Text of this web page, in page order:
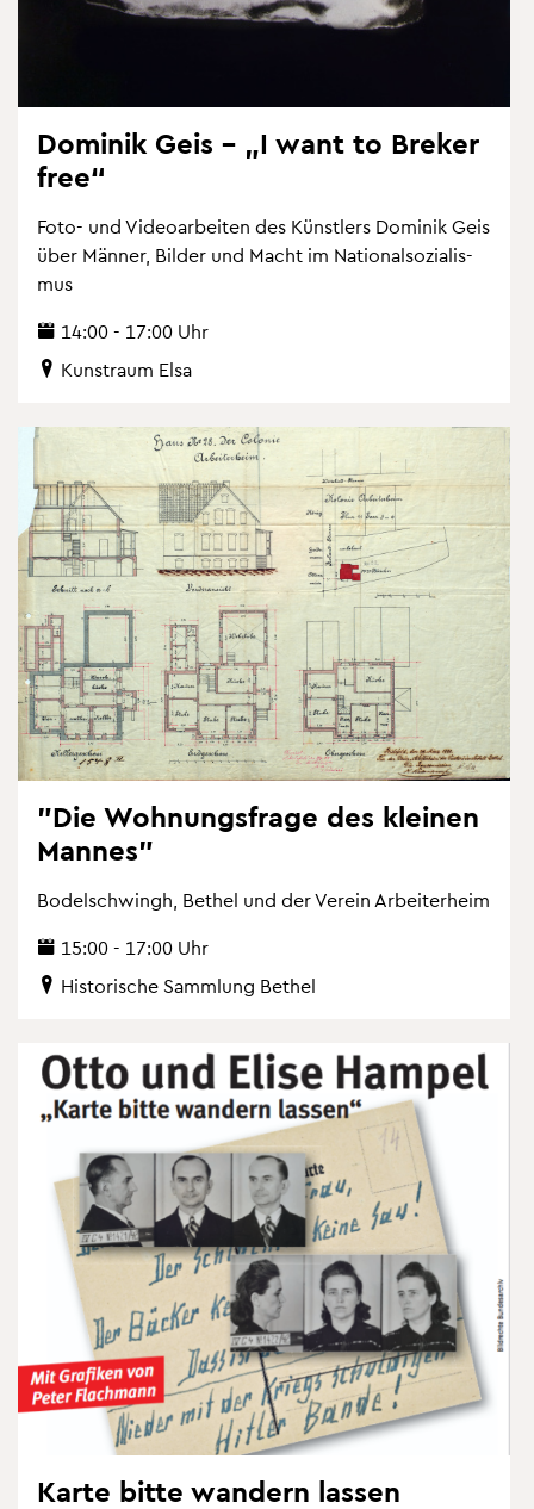
Do­mi­nik Geis – „I want to Bre­ker
free“
Foto- und Vi­deo­ar­bei­ten des Künst­lers Do­mi­nik Geis
über Män­ner, Bil­der und Macht im Na­tio­nal­so­zia­lis­
mus
14:00 - 17:00 Uhr
Kunst­raum Elsa
"Die Woh­nungs­fra­ge des klei­nen
Man­nes"
Bo­del­schwingh, Be­thel und der Ver­ein Ar­bei­ter­heim
15:00 - 17:00 Uhr
His­to­ri­sche Samm­lung Be­thel
Karte bitte wan­dern las­sen